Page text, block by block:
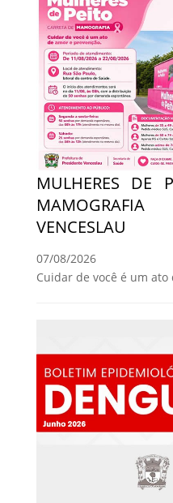
MULHERES DE
VENCESLAU
07/08/2026
Cuidar de você é um